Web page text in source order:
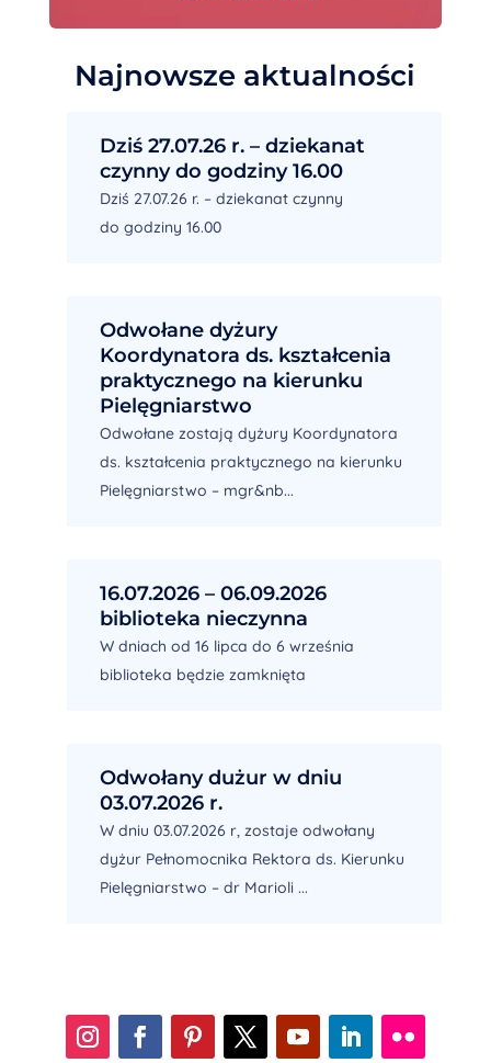
Najnowsze aktualności
Dziś 27.07.26 r. – dziekanat
czynny do godziny 16.00
Dziś 27.07.26 r. – dziekanat czynny
do godziny 16.00
Odwołane dyżury
Koordynatora ds. kształcenia
praktycznego na kierunku
Pielęgniarstwo
Odwołane zostają dyżury Koordynatora
ds. kształcenia praktycznego na kierunku
Pielęgniarstwo – mgr&nb...
16.07.2026 – 06.09.2026
biblioteka nieczynna
W dniach od 16 lipca do 6 września
biblioteka będzie zamknięta
Odwołany dużur w dniu
03.07.2026 r.
W dniu 03.07.2026 r, zostaje odwołany
dyżur Pełnomocnika Rektora ds. Kierunku
Pielęgniarstwo – dr Marioli ...